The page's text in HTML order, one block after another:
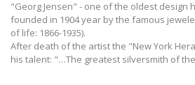
"Georg Jensen" - one of the oldest design
founded in 1904 year by the famous
of life: 1866-1935).
After death of the artist the "New York
his talent: "…The greatest silversmith of